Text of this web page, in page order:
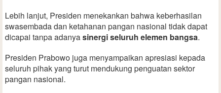
Lebih lanjut, Presiden menekankan bahwa keberhasilan
swasembada dan ketahanan pangan nasional tidak dapat
dicapai tanpa adanyasinergi seluruh elemen bangsa.
Presiden Prabowo juga menyampaikan apresiasi kepada
seluruh pihak yang turut mendukung penguatan sektor
pangan nasional.